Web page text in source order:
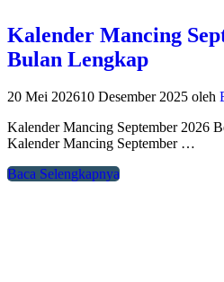
Kalender Mancing
Bulan Lengkap
20 Mei 202610 Desember 2025 oleh
Kalender Mancing September 2026
Kalender Mancing September …
Baca Selengkapnya